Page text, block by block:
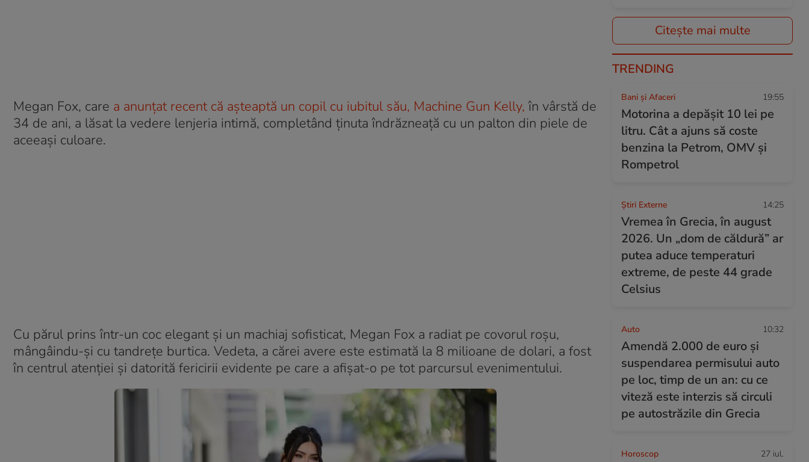
Megan Fox, care a anunțat recent că așteaptă un copil cu iubitul său, Machine Gun Kelly, în vârstă de
34 de ani, a lăsat la vedere lenjeria intimă, completând ținuta îndrăzneață cu un palton din piele de
aceeași culoare.
Cu părul prins într-un coc elegant și un machiaj sofisticat, Megan Fox a radiat pe covorul roșu,
mângâindu-și cu tandrețe burtica. Vedeta, a cărei avere este estimată la 8 milioane de dolari, a fost
în centrul atenției și datorită fericirii evidente pe care a afișat-o pe tot parcursul evenimentului.
Citește mai multe
TRENDING
Bani și Afaceri 19:55
Motorina a depășit 10 lei pe
litru. Cât a ajuns să coste
benzina la Petrom, OMV și
Rompetrol
Știri Externe 14:25
Vremea în Grecia, în august
2026. Un „dom de căldură” ar
putea aduce temperaturi
extreme, de peste 44 grade
Celsius
Auto 10:32
Amendă 2.000 de euro și
suspendarea permisului auto
pe loc, timp de un an: cu ce
viteză este interzis să circuli
pe autostrăzile din Grecia
Horoscop 27 iul.